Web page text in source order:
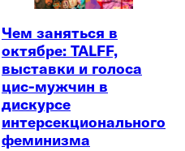
Чем заняться в
октябре: TALFF,
выставки и голоса
цис-мужчин в
дискурсе
интерсекционального
феминизма